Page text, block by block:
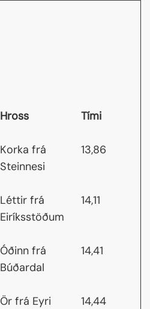
Hross Tími
Korka frá
Steinnesi
13,86
Léttir frá
Eiríksstöðum
14,11
Óðinn frá
Búðardal
14,41
Ör frá Eyri 14,44